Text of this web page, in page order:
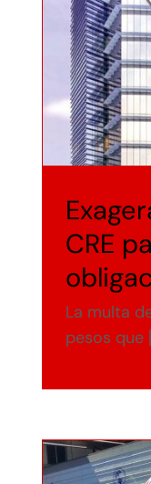
Precio del Gas LP
Media Kit
Diplomado en Gas
CRE
La multa
pesos que